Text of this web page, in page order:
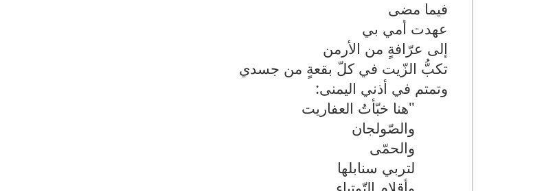
فيما مضى
عهدت أمي بي
إلى عرّافةٍ من الأرمن
تكبُّ الزّيت في كلّ بقعةٍ من جسدي
وتمتم في أذني اليمنى:
"هنا خبّأتُ العفاريت
والصّولجان
والحمّى
لتربي سنابلها